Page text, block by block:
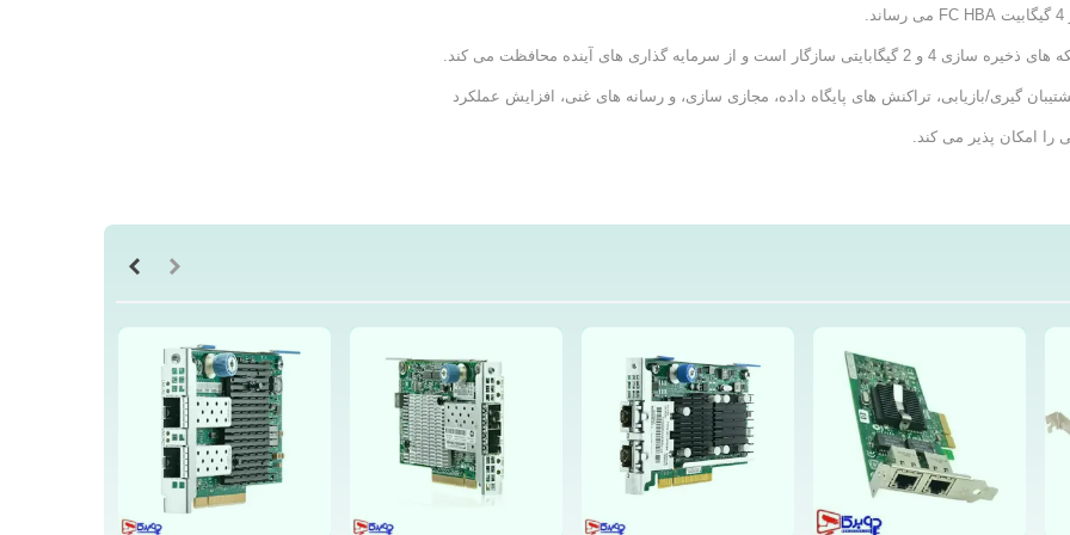
گیری/بازیابی، تراکنش های پایگاه داده، مجازی سازی، و رسانه های غنی، افزایش عملکرد